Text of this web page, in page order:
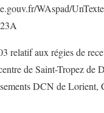
WAspad/
relatif aux régies de
de Saint-Tropez de
DCN de Lorient,